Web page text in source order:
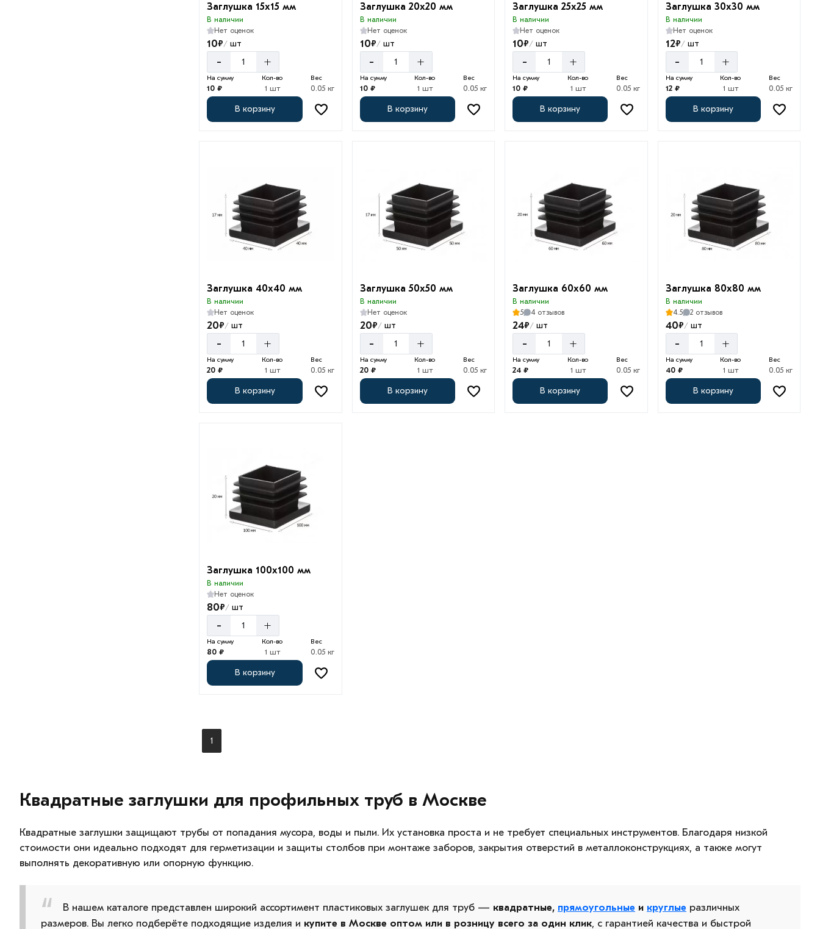
Заглушка 15х15 мм
В наличии
Нет оценок
10₽/ шт
- +
На сумму
10 ₽
Кол-во
1 шт
Вес
0.05 кг
В корзину
Заглушка 20х20 мм
В наличии
Нет оценок
10₽/ шт
- +
На сумму
10 ₽
Кол-во
1 шт
Вес
0.05 кг
В корзину
Заглушка 25х25 мм
В наличии
Нет оценок
10₽/ шт
- +
На сумму
10 ₽
Кол-во
1 шт
Вес
0.05 кг
В корзину
Заглушка 30х30 мм
В наличии
Нет оценок
12₽/ шт
- +
На сумму
12 ₽
Кол-во
1 шт
Вес
0.05 кг
В корзину
Заглушка 40х40 мм
В наличии
Нет оценок
20₽/ шт
- +
На сумму
20 ₽
Кол-во
1 шт
Вес
0.05 кг
В корзину
Заглушка 50х50 мм
В наличии
Нет оценок
20₽/ шт
- +
На сумму
20 ₽
Кол-во
1 шт
Вес
0.05 кг
В корзину
Заглушка 60х60 мм
В наличии
5
4 отзывов
24₽/ шт
- +
На сумму
24 ₽
Кол-во
1 шт
Вес
0.05 кг
В корзину
Заглушка 80х80 мм
В наличии
4.5
2 отзывов
40₽/ шт
- +
На сумму
40 ₽
Кол-во
1 шт
Вес
0.05 кг
В корзину
Заглушка 100х100 мм
В наличии
Нет оценок
80₽/ шт
- +
На сумму
80 ₽
Кол-во
1 шт
Вес
0.05 кг
В корзину
1
Квадратные заглушки для профильных труб в Москве
Квадратные заглушки защищают трубы от попадания мусора, воды и пыли. Их установка проста и не требует специальных инструментов. Благодаря низкой
стоимости они идеально подходят для герметизации и защиты столбов при монтаже заборов, закрытия отверстий в металлоконструкциях, а также могут
выполнять декоративную или опорную функцию.
В нашем каталоге представлен широкий ассортимент пластиковых заглушек для труб — квадратные, прямоугольные и круглые различных
размеров. Вы легко подберёте подходящие изделия и купите в Москве оптом или в розницу всего за один клик, с гарантией качества и быстрой